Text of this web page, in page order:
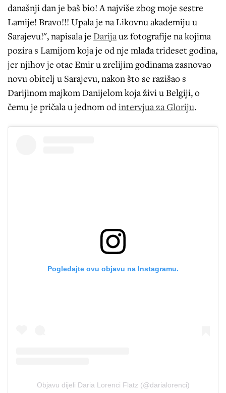
današnji dan je baš bio! A najviše zbog moje sestre
Lamije! Bravo!!! Upala je na Likovnu akademiju u
Sarajevu!", napisala je Darijauz fotografije na kojima
pozira s Lamijom koja je od nje mlađa trideset godina,
jer njihov je otac Emir u zrelijim godinama zasnovao
novu obitelj u Sarajevu, nakon što se razišao s
Darijinom majkom Danijelom koja živi u Belgiji, o
čemu je pričala u jednom odintervjua za Gloriju.
Pogledajte ovu objavu na Instagramu.
Objavu dijeli Daria Lorenci Flatz (@darialorenci)